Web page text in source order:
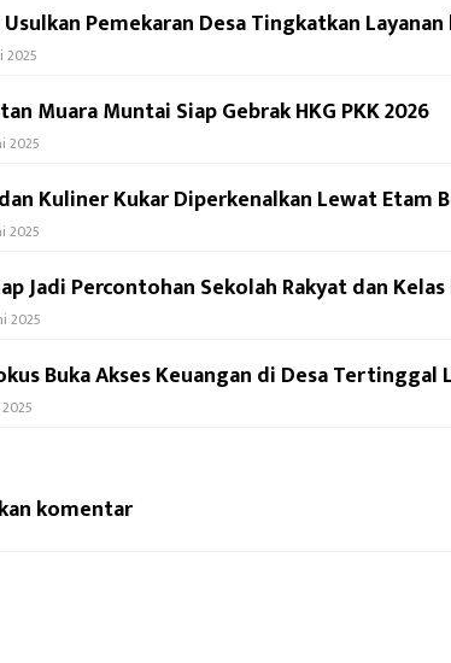
Pemekaran Desa Tingkatkan
2025
Muara Muntai Siap Gebrak HKG PKK 2026
2025
Kuliner Kukar Diperkenalkan Lewat Etam
2025
Jadi Percontohan Sekolah Rakyat dan
2025
Buka Akses Keuangan di Desa
komentar